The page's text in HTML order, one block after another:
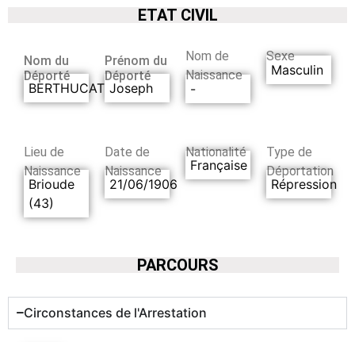
ETAT CIVIL
Nom du
Déporté
BERTHUCAT
Prénom du
Déporté
Joseph
Nom de
Naissance
-
Sexe
Masculin
Lieu de
Naissance
Brioude
(43)
Date de
Naissance
21/06/1906
Nationalité
Française
Type de
Déportation
Répression
PARCOURS
Circonstances de l'Arrestation